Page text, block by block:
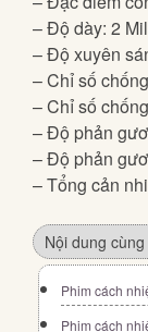
– Độ dày: 2 Mil
– Độ xuyên
– Chỉ số
– Chỉ số
– Độ phản
– Độ phản
– Tổng cản
Nội dung
Phim cách
Phim cách